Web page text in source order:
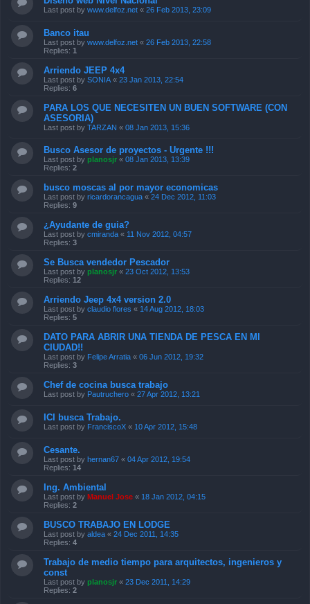
Last post by www.delfoz.net « 26 Feb 2013, 23:09
Banco itau
Last post by www.delfoz.net « 26 Feb 2013, 22:58
Replies: 1
Arriendo JEEP 4x4
Last post by SONIA « 23 Jan 2013, 22:54
Replies: 6
PARA LOS QUE NECESITEN UN BUEN SOFTWARE (CON
ASESORIA)
Last post by TARZAN « 08 Jan 2013, 15:36
Busco Asesor de proyectos - Urgente !!!
Last post by planosjr « 08 Jan 2013, 13:39
Replies: 2
busco moscas al por mayor economicas
Last post by ricardorancagua « 24 Dec 2012, 11:03
Replies: 9
¿Ayudante de guia?
Last post by cmiranda « 11 Nov 2012, 04:57
Replies: 3
Se Busca vendedor Pescador
Last post by planosjr « 23 Oct 2012, 13:53
Replies: 12
Arriendo Jeep 4x4 version 2.0
Last post by claudio flores « 14 Aug 2012, 18:03
Replies: 5
DATO PARA ABRIR UNA TIENDA DE PESCA EN MI
CIUDAD!!
Last post by Felipe Arratia « 06 Jun 2012, 19:32
Replies: 3
Chef de cocina busca trabajo
Last post by Pautruchero « 27 Apr 2012, 13:21
ICI busca Trabajo.
Last post by FranciscoX « 10 Apr 2012, 15:48
Cesante.
Last post by hernan67 « 04 Apr 2012, 19:54
Replies: 14
Ing. Ambiental
Last post by Manuel Jose « 18 Jan 2012, 04:15
Replies: 2
BUSCO TRABAJO EN LODGE
Last post by aldea « 24 Dec 2011, 14:35
Replies: 4
Trabajo de medio tiempo para arquitectos, ingenieros y
const
Last post by planosjr « 23 Dec 2011, 14:29
Replies: 2